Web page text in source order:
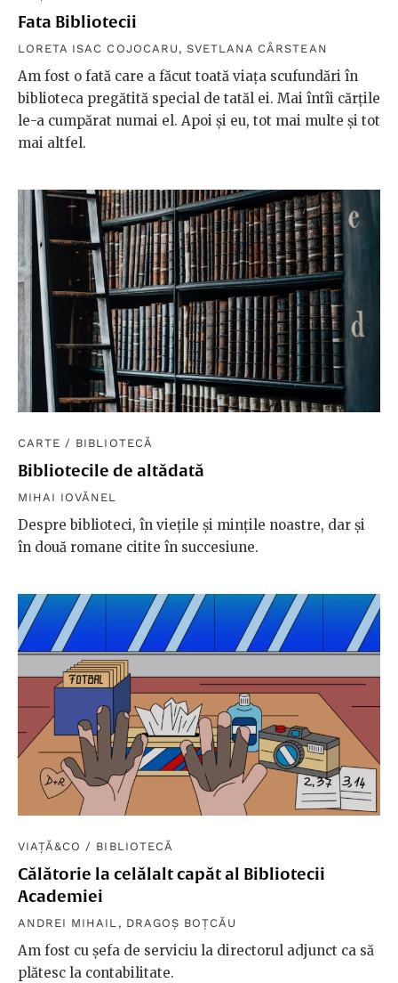
Fata Bibliotecii
LORETA ISAC COJOCARU , SVETLANA CÂRSTEAN
Am fost o fată care a făcut toată viața scufundări în
biblioteca pregătită special de tatăl ei. Mai întîi cărțile
le-a cumpărat numai el. Apoi și eu, tot mai multe și tot
mai altfel.
CARTE / BIBLIOTECĂ
Bibliotecile de altădată
MIHAI IOVĂNEL
Despre biblioteci, în viețile și mințile noastre, dar și
în două romane citite în succesiune.
VIAȚĂ&CO / BIBLIOTECĂ
Călătorie la celălalt capăt al Bibliotecii
Academiei
ANDREI MIHAIL , DRAGOȘ BOȚCĂU
Am fost cu șefa de serviciu la directorul adjunct ca să
plătesc la contabilitate.